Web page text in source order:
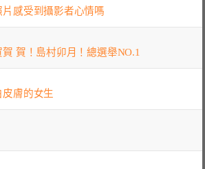
感受到攝影者心情嗎
賀！島村卯月！總選舉NO.1
膚的女生